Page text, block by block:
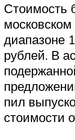
Стоимость
московском
диапазоне
рублей. В
пил
стоимости